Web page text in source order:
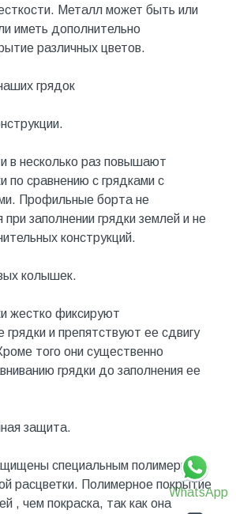
WhatsApp
Металл может быть или
иметь дополнительно
различных цветов.
грядок
в несколько раз повышают
по сравнению с грядками с
Профильные борта не
заполнении грядки землей и не
конструкций.
колышек.
жестко фиксируют
и препятствуют ее сдвигу
того они существенно
грядки до заполнения ее
защита.
специальным полимерным
расцветки. Полимерное покрытие
, чем покраска, так как она